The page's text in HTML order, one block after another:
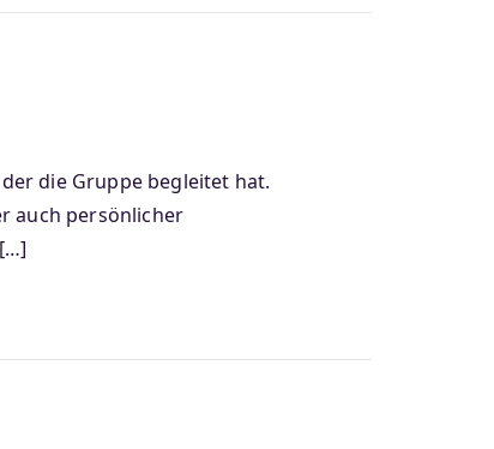
die Gruppe begleitet hat.
auch persönlicher